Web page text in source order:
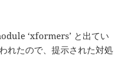
‘xformers’ と出てい
れたので、提示された対処